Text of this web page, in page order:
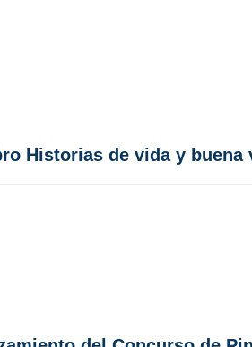
Historias de vida y buena